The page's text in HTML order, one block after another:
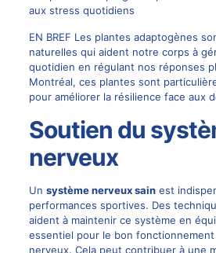
aux stress quotidiens
EN BREF Les plantes adaptogènes
naturelles qui aident notre corps à
quotidien en régulant nos réponses
Montréal, ces plantes sont
pour améliorer la résilience face aux
Soutien du
nerveux
Un système nerveux sainest
performances sportives. Des
aident à maintenir ce système en
essentiel pour le bon
nerveux. Cela peut contribuer à une